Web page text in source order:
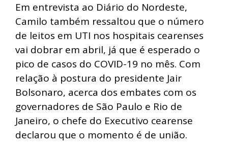
Em entrevista ao Diário do Nordeste,
Camilo também ressaltou que o número
de leitos em UTI nos hospitais cearenses
vai dobrar em abril, já que é esperado o
pico de casos do COVID-19 no mês. Com
relação à postura do presidente Jair
Bolsonaro, acerca dos embates com os
governadores de São Paulo e Rio de
Janeiro, o chefe do Executivo cearense
declarou que o momento é de união.